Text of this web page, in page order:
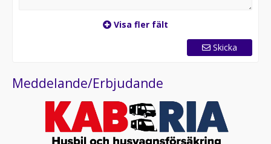
Visa fler fält
Skicka
Meddelande/Erbjudande